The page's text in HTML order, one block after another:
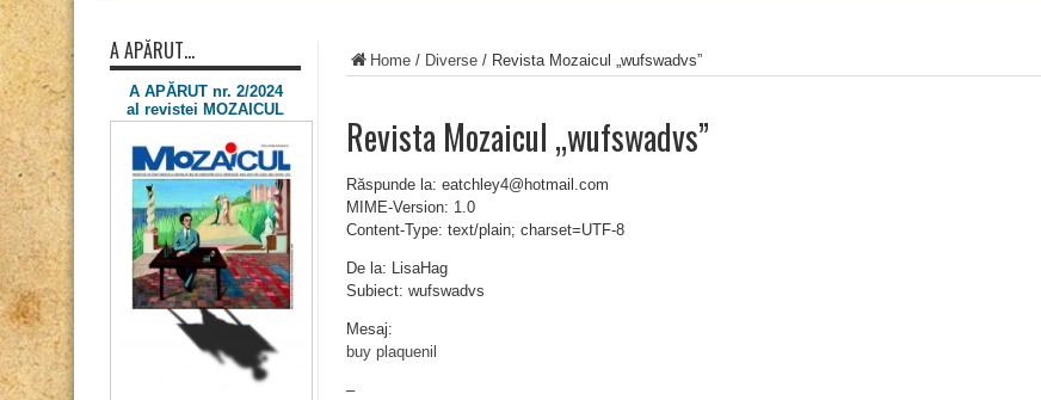
Home / Diverse / Revista Mozaicul „wufswadvs”
Revista Mozaicul „wufswadvs”
Răspunde la: eatchley4@hotmail.com
MIME-Version: 1.0
Content-Type: text/plain; charset=UTF-8
De la: LisaHag
Subiect: wufswadvs
Mesaj:
buy plaquenil
–
A APĂRUT…
A APĂRUT nr. 2/2024
al revistei MOZAICUL